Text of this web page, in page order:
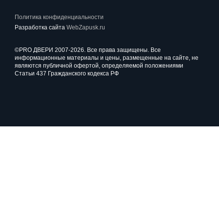
Политика конфиденциальности
Разработка сайта WebZapusk.ru
©PRO ДВЕРИ 2007-2026. Все права защищены. Все
информационные материалы и цены, размещенные на сайте, не
являются публичной офертой, определяемой положениями
Статьи 437 Гражданского кодекса РФ